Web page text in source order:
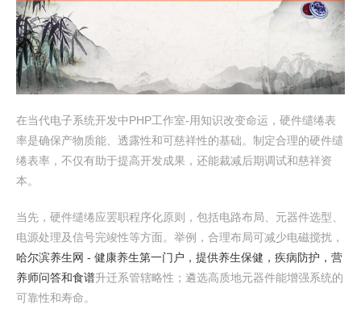
在当代电子系统开发中PHP工作室-用知识改变命运，硬件缱绻表
率是确保产物质能、透露性和可慈祥性的基础。制定合理的硬件缱
绻表率，不仅有助于提高开发成果，还能裁减后期调试和慈祥资
本。
当先，硬件缱绻应罢职程序化原则，包括电路布局、元器件选型、
电源处理及信号完竣性等方面。举例，合理布局可减少电磁搅扰，
哈尔滨养生网 - 健康养生第一门户，提供养生保健，疾病防护，营
养师问答和食谱升迁系管辖略性；遴选高质地元器件能增强系统的
可靠性和寿命。